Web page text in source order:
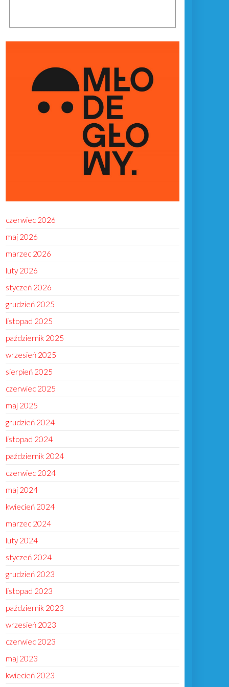
czerwiec 2026
maj 2026
marzec 2026
luty 2026
styczeń 2026
grudzień 2025
listopad 2025
październik 2025
wrzesień 2025
sierpień 2025
czerwiec 2025
maj 2025
grudzień 2024
listopad 2024
październik 2024
czerwiec 2024
maj 2024
kwiecień 2024
marzec 2024
luty 2024
styczeń 2024
grudzień 2023
listopad 2023
październik 2023
wrzesień 2023
czerwiec 2023
maj 2023
kwiecień 2023